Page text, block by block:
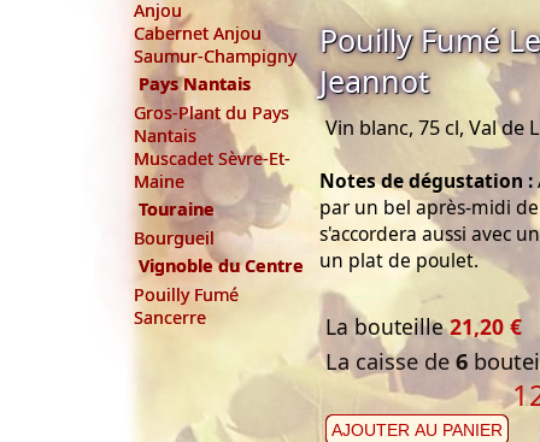
Anjou
Cabernet Anjou
Saumur-Champigny
Pays Nantais
Gros-Plant du Pays
Nantais
Muscadet Sèvre-Et-
Maine
Touraine
Bourgueil
Vignoble du Centre
Pouilly Fumé
Sancerre
Pouilly Fumé
Jeannot
Vin blanc, 75 cl, Val de
Notes de dégustation :
par un bel après-midi
s'accordera aussi avec
un plat de poulet.
La bouteille21,20 €
La caisse de 6
AJOUTER AU PANIER